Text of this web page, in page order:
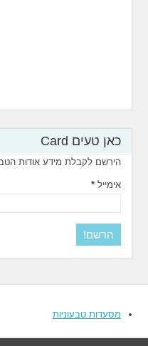
כאן טעים Card
הירשם לקבלת מידע אודות
אימייל*
מסעדות טבעוניות